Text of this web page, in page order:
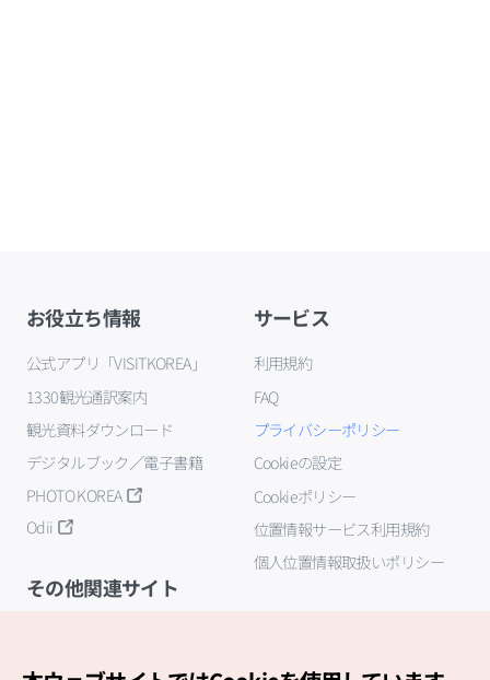
お役立ち情報
公式アプリ「VISITKOREA」
1330観光通訳案内
観光資料ダウンロード
デジタルブック／電子書籍
PHOTO KOREA
Odii
サービス
利用規約
FAQ
プライバシーポリシー
Cookieの設定
Cookieポリシー
位置情報サービス利用規約
個人位置情報取扱いポリシー
その他関連サイト